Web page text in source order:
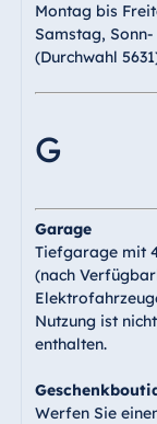
Montag bis
Samstag,
(Durchwahl
G
Garage
Tiefgarage mit
(nach
Nutzung ist
enthalten.
Werfen Sie